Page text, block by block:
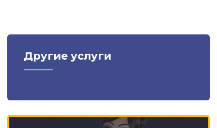
Другие услуги